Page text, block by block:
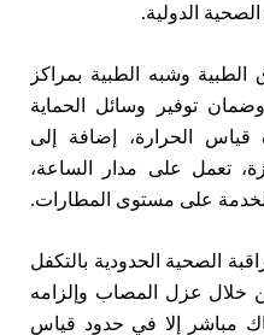
الدولية.
وشبه الطبية بمراكز
توفير وسائل الحماية
قياس الحرارة، إضافة إلى
تعمل على مدار الساعة،
على مستوى المطارات.
الصحية الحدودية بالتكفل
خلال عزل المصاب وإلزامه
مباشر إلا في حدود قياس